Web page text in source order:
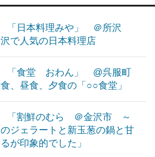
「日本料理みや」 ＠所沢
で人気の日本料理店
「食堂 おわん」 @呉服町
、昼食、夕食の「○○食堂」
「割鮮のむら ＠金沢市 ～
ジェラートと新玉葱の鍋と甘
が印象的でした」